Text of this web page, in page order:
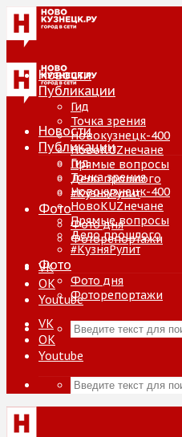
Новости
Публикации
Гид
Точка зрения
Новокузнецк-400
НовоKUZнечане
Прямые вопросы
Дело прошлого
#КузняРулит
Фото
Фото дня
Фоторепортажи
VK
ОК
Youtube
Новости
Публикации
Гид
Точка зрения
Новокузнецк-400
НовоKUZнечане
Прямые вопросы
Дело прошлого
#КузняРулит
Фото
Фото дня
Фоторепортажи
VK
ОК
Youtube